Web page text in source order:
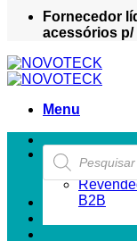
Fornecedor
acessórios p/
Menu
Products
search
ZONA
B2B